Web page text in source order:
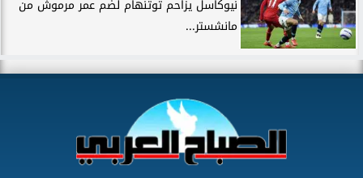
نيوكاسل يزاحم توتنهام لضم عمر مرموش من
مانشستر...